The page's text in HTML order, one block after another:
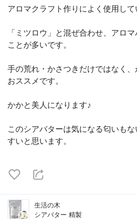
アロマクラフト作りによく使用して
「ミツロウ」と混ぜ合わせ、アロ
ことが多いです。
手の荒れ・かさつきだけではなく
おススメです。
かかと美人になります♪
このシアバターは気になる匂いも
すいと思います。
生活の木
シアバター 精製